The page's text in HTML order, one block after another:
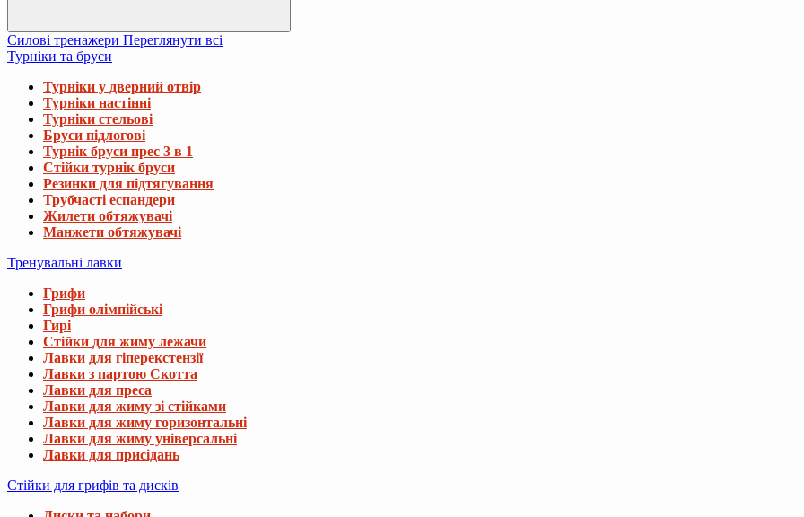
Силові тренажери Переглянути всі
Турніки та бруси
Турніки у дверний отвір
Турніки настінні
Турніки стельові
Бруси підлогові
Турнік бруси прес 3 в 1
Стійки турнік бруси
Резинки для підтягування
Трубчасті еспандери
Жилети обтяжувачі
Манжети обтяжувачі
Тренувальні лавки
Грифи
Грифи олімпійські
Гирі
Стійки для жиму лежачи
Лавки для гіперекстензії
Лавки з партою Скотта
Лавки для преса
Лавки для жиму зі стійками
Лавки для жиму горизонтальні
Лавки для жиму універсальні
Лавки для присідань
Стійки для грифів та дисків